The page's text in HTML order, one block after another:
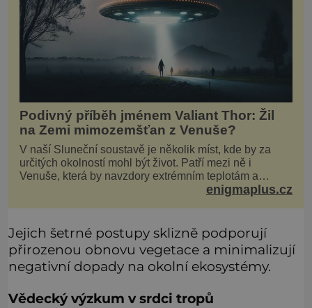
Podivný příběh jménem Valiant Thor: Žil
na Zemi mimozemšťan z Venuše?
V naší Sluneční soustavě je několik míst, kde by za
určitých okolností mohl být život. Patří mezi ně i
Venuše, která by navzdory extrémním teplotám a
smrtícímu složení atmosféry teoreticky mohla ukrývat
enigmaplus.cz
Jejich šetrné postupy sklizně podporují
přirozenou obnovu vegetace a minimalizují
negativní dopady na okolní ekosystémy.
Vědecký výzkum v srdci tropů